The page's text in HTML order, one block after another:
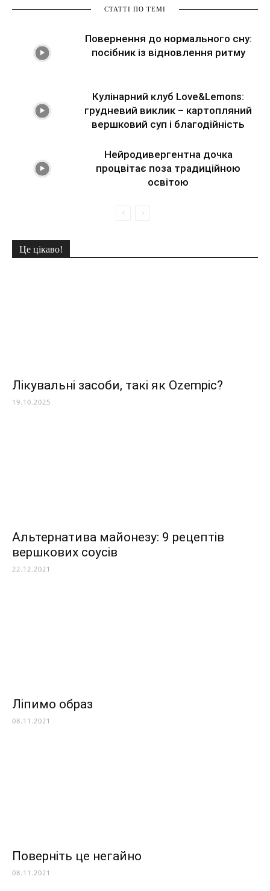
СТАТТІ ПО ТЕМІ
Повернення до нормального сну:
посібник із відновлення ритму
Кулінарний клуб Love&Lemons:
грудневий виклик – картопляний
вершковий суп і благодійність
Нейродивергентна дочка
процвітає поза традиційною
освітою
Це цікаво!
Лікувальні засоби, такі як Ozempic?
19.10.2025
Альтернатива майонезу: 9 рецептів
вершкових соусів
22.12.2021
Ліпимо образ
08.11.2021
Поверніть це негайно
08.11.2021